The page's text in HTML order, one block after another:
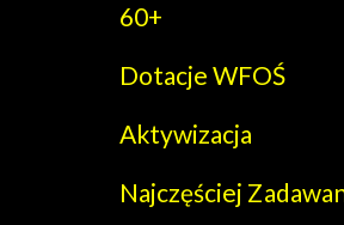
60+
Dotacje WFOŚ
Aktywizacja
Najczęściej